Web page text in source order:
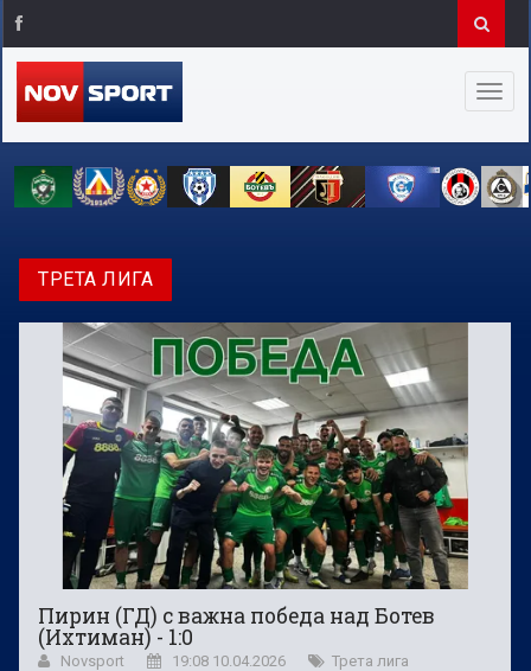
ТРЕТА ЛИГА
Пирин (ГД) с важна победа над Ботев
(Ихтиман) - 1:0
Novsport 19:08 10.04.2026 Трета лига